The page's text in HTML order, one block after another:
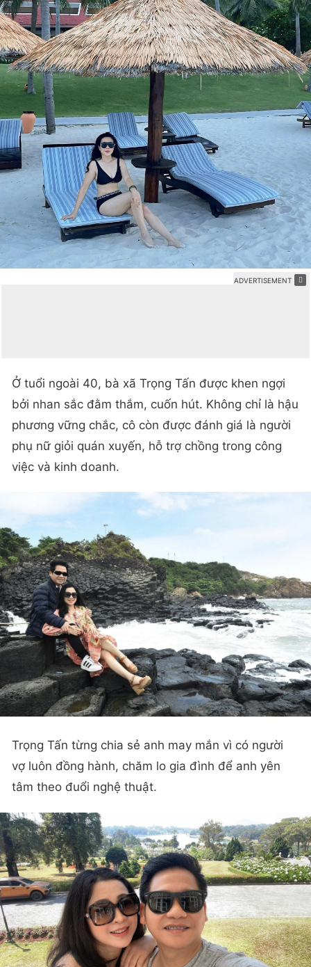
Ở tuổi ngoài 40, bà xã Trọng Tấn được khen ngợi
bởi nhan sắc đằm thắm, cuốn hút. Không chỉ là hậu
phương vững chắc, cô còn được đánh giá là người
phụ nữ giỏi quán xuyến, hỗ trợ chồng trong công
việc và kinh doanh.
Trọng Tấn từng chia sẻ anh may mắn vì có người
vợ luôn đồng hành, chăm lo gia đình để anh yên
tâm theo đuổi nghệ thuật.